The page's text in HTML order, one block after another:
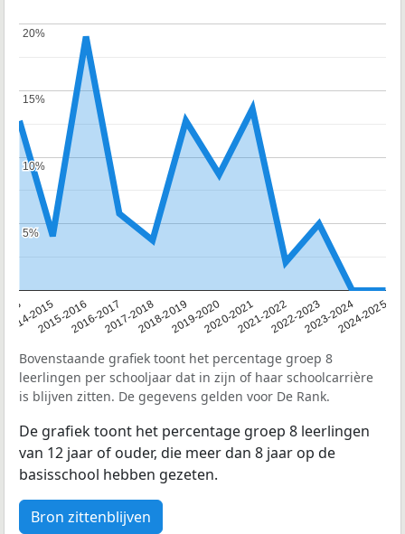
2014-20152015-20162016-20172017-20182018-20192019-20202020-20212021-20222022-20232023-20242024-2025
5%
5%
10%
10%
15%
15%
20%
20%
Bovenstaande grafiek toont het percentage groep 8
leerlingen per schooljaar dat in zijn of haar schoolcarrière
is blijven zitten. De gegevens gelden voor De Rank.
De grafiek toont het percentage groep 8 leerlingen
van 12 jaar of ouder, die meer dan 8 jaar op de
basisschool hebben gezeten.
Bron zittenblijven